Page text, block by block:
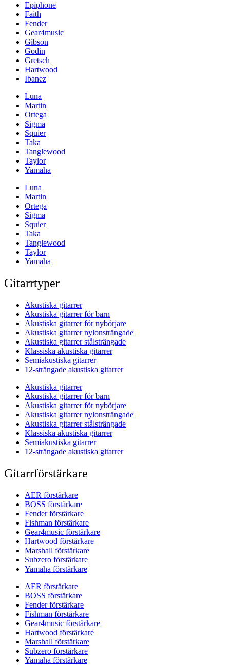
Epiphone
Faith
Fender
Gear4music
Gibson
Godin
Gretsch
Hartwood
Ibanez
Luna
Martin
Ortega
Sigma
Squier
Taka
Tanglewood
Taylor
Yamaha
Luna
Martin
Ortega
Sigma
Squier
Taka
Tanglewood
Taylor
Yamaha
Gitarrtyper
Akustiska gitarrer
Akustiska gitarrer för barn
Akustiska gitarrer för nybörjare
Akustiska gitarrer nylonsträngade
Akustiska gitarrer stålsträngade
Klassiska akustiska gitarrer
Semiakustiska gitarrer
12-strängade akustiska gitarrer
Akustiska gitarrer
Akustiska gitarrer för barn
Akustiska gitarrer för nybörjare
Akustiska gitarrer nylonsträngade
Akustiska gitarrer stålsträngade
Klassiska akustiska gitarrer
Semiakustiska gitarrer
12-strängade akustiska gitarrer
Gitarrförstärkare
AER förstärkare
BOSS förstärkare
Fender förstärkare
Fishman förstärkare
Gear4music förstärkare
Hartwood förstärkare
Marshall förstärkare
Subzero förstärkare
Yamaha förstärkare
AER förstärkare
BOSS förstärkare
Fender förstärkare
Fishman förstärkare
Gear4music förstärkare
Hartwood förstärkare
Marshall förstärkare
Subzero förstärkare
Yamaha förstärkare